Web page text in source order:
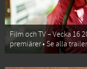
Film och TV – Vecka 16
premiärer • Se alla